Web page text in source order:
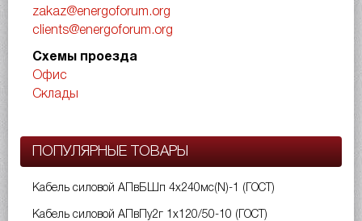
zakaz@energoforum.org
clients@energoforum.org
Схемы проезда
Офис
Склады
ПОПУЛЯРНЫЕ ТОВАРЫ
Кабель силовой АПвБШп 4х240мс(N)-1 (ГОСТ)
Кабель силовой АПвПу2г 1х120/50-10 (ГОСТ)